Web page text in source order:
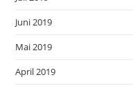
Juni 2019
Mai 2019
April 2019